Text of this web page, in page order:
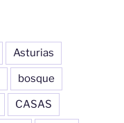
Asturias
bosque
CASAS